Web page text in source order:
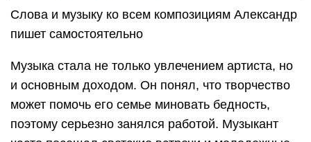
Слова и музыку ко всем композициям Александр
пишет самостоятельно
Музыка стала не только увлечением артиста, но
и основным доходом. Он понял, что творчество
может помочь его семье миновать бедность,
поэтому серьезно занялся работой. Музыкант